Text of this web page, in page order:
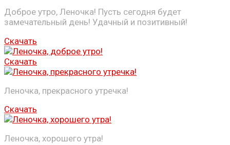
Доброе утро, Леночка! Пусть сегодня будет
замечательный день! Удачный и позитивный!
Скачать
Скачать
Леночка, прекрасного утречка!
Скачать
Леночка, хорошего утра!